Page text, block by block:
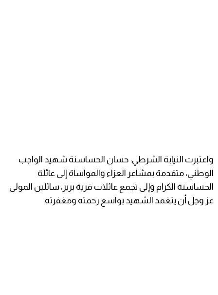
واعتبرت النيابة الشرطي: حسان الحساسنة شهيد الواجب
الوطني، متقدمة بمشاعر العزاء والمواساة إلى عائلة
الحساسنة الكرام وإلى تجمع عائلات قرية برير، سائلين المولى
عز وجل أن يتغمد الشهيد بواسع رحمته ومغفرته.